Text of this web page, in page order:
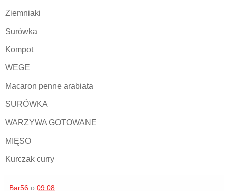
Ziemniaki
Surówka
Kompot
WEGE
Macaron penne arabiata
SURÓWKA
WARZYWA GOTOWANE
MIĘSO
Kurczak curry
Bar56 o 09:08